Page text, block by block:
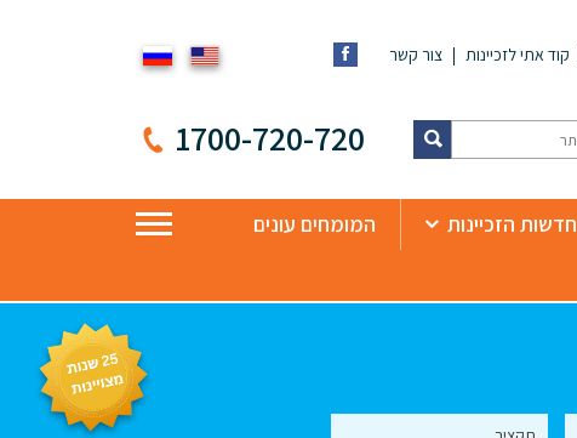
קוד אתי לזכיינות צור קשר
1700-720-720
חדשות הזכיינות
המומחים עונים